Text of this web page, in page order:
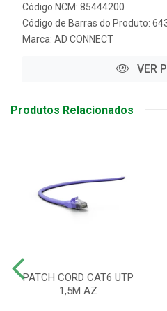
Código NCM: 85444200
Código de Barras do Produto:
Marca: AD CONNECT
VER
Produtos Relacionados
PATCH CORD CAT6 UTP
1,5M AZ